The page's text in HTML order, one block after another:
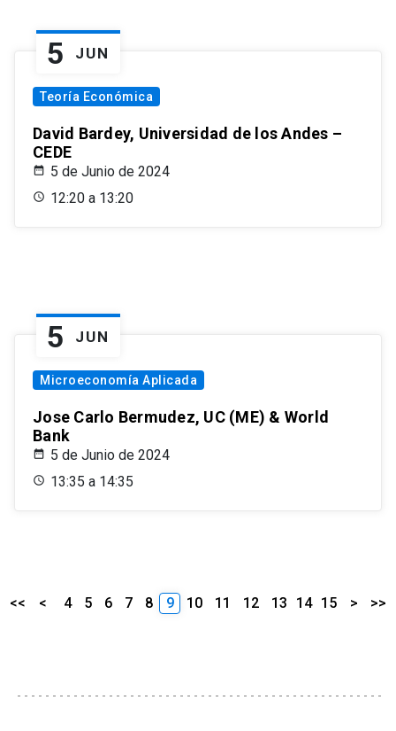
5 JUN
Teoría Económica
David Bardey, Universidad de los Andes –
CEDE
5 de Junio de 2024
12:20 a 13:20
5 JUN
Microeconomía Aplicada
Jose Carlo Bermudez, UC (ME) & World
Bank
5 de Junio de 2024
13:35 a 14:35
<< < 4 5 6 7 8 9 10 11 12 13 14 15 > >>